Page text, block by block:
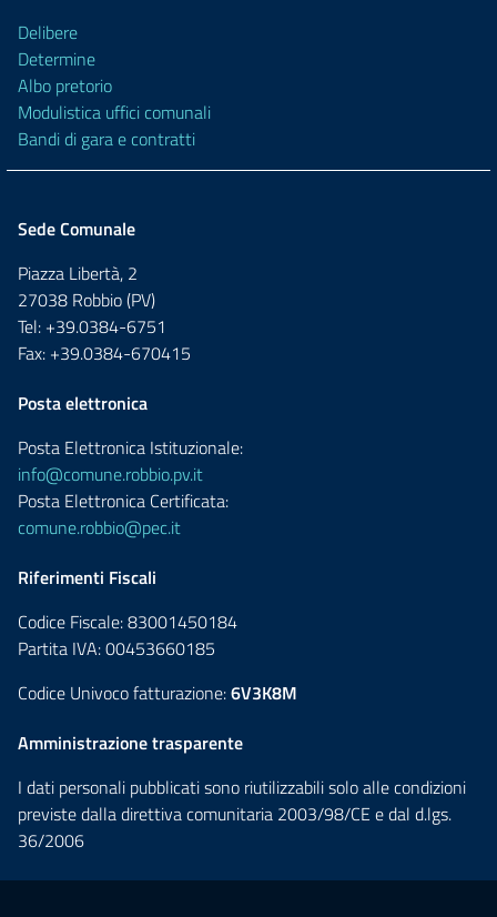
Delibere
Determine
Albo pretorio
Modulistica uffici comunali
Bandi di gara e contratti
Sede Comunale
Piazza Libertà, 2
27038 Robbio (PV)
Tel: +39.0384-6751
Fax: +39.0384-670415
Posta elettronica
Posta Elettronica Istituzionale:
info@comune.robbio.pv.it
Posta Elettronica Certificata:
comune.robbio@pec.it
Riferimenti Fiscali
Codice Fiscale: 83001450184
Partita IVA: 00453660185
Codice Univoco fatturazione:6V3K8M
Amministrazione trasparente
I dati personali pubblicati sono riutilizzabili solo alle condizioni
previste dalla direttiva comunitaria 2003/98/CE e dal d.lgs.
36/2006